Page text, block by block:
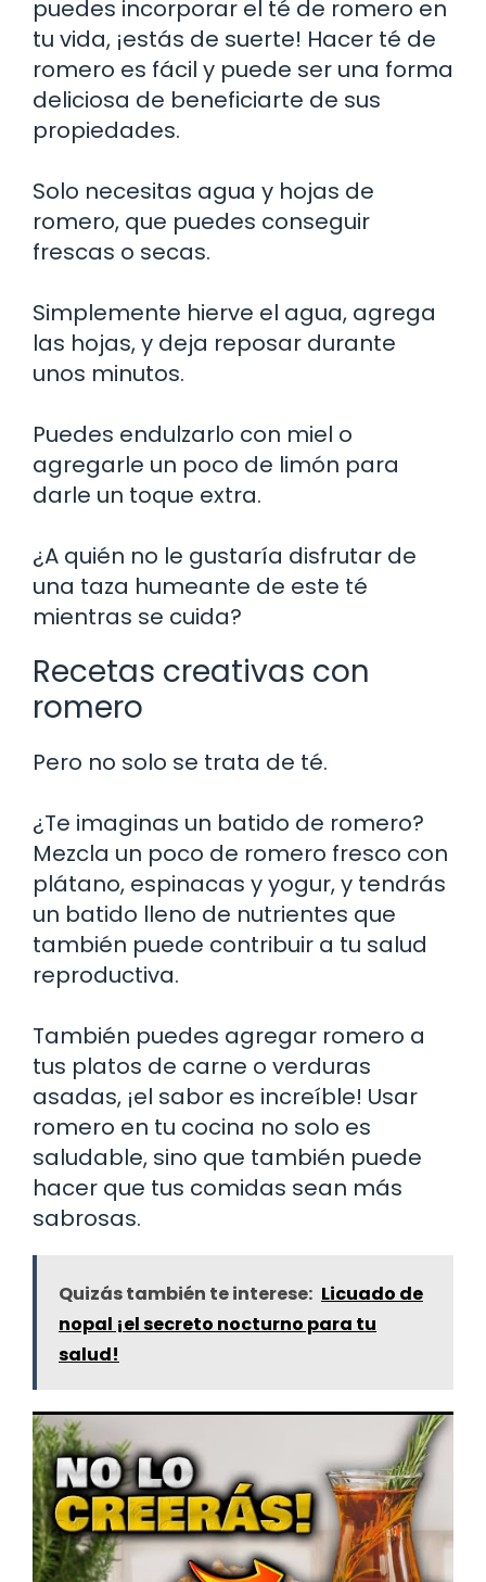
puedes incorporar el té de romero en
tu vida, ¡estás de suerte! Hacer té de
romero es fácil y puede ser una forma
deliciosa de beneficiarte de sus
propiedades.
Solo necesitas agua y hojas de
romero, que puedes conseguir
frescas o secas.
Simplemente hierve el agua, agrega
las hojas, y deja reposar durante
unos minutos.
Puedes endulzarlo con miel o
agregarle un poco de limón para
darle un toque extra.
¿A quién no le gustaría disfrutar de
una taza humeante de este té
mientras se cuida?
Recetas creativas con
romero
Pero no solo se trata de té.
¿Te imaginas un batido de romero?
Mezcla un poco de romero fresco con
plátano, espinacas y yogur, y tendrás
un batido lleno de nutrientes que
también puede contribuir a tu salud
reproductiva.
También puedes agregar romero a
tus platos de carne o verduras
asadas, ¡el sabor es increíble! Usar
romero en tu cocina no solo es
saludable, sino que también puede
hacer que tus comidas sean más
sabrosas.
Quizás también te interese: Licuado de
nopal ¡el secreto nocturno para tu
salud!